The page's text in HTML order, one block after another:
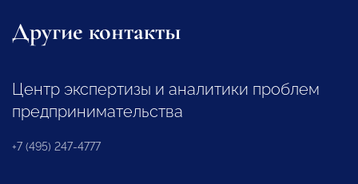
Другие контакты
Центр экспертизы и аналитики проблем
предпринимательства
+7 (495) 247-4777